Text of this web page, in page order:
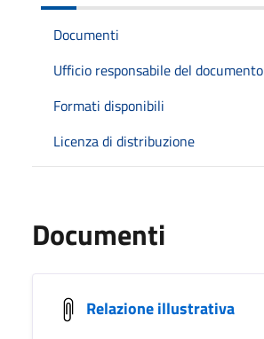
Documenti
Ufficio responsabile del documento
Formati disponibili
Licenza di distribuzione
Documenti
Relazione illustrativa